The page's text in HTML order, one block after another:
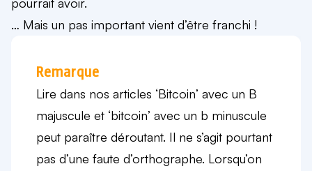
… Mais un pas important vient d’être franchi !
Remarque
Lire dans nos articles ‘Bitcoin’ avec un B
majuscule et ‘bitcoin’ avec un b minuscule
peut paraître déroutant. Il ne s’agit pourtant
pas d’une faute d’orthographe. Lorsqu’on